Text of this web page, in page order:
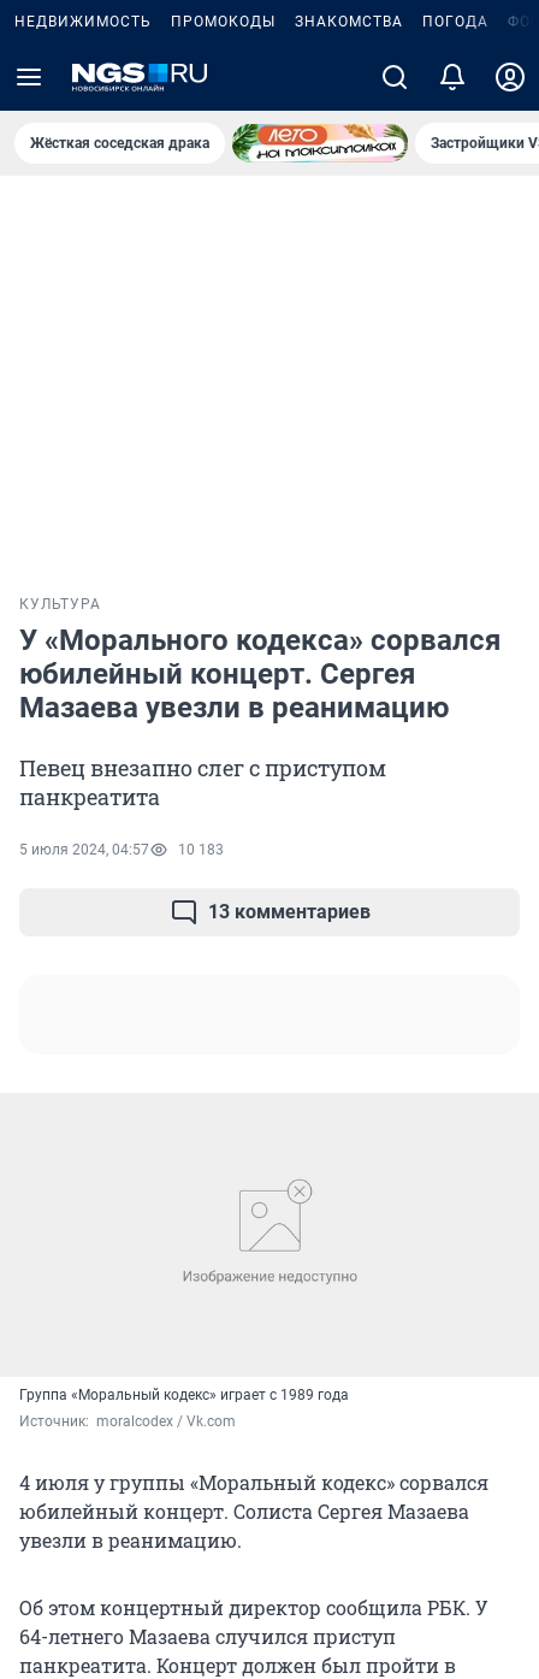
НЕДВИЖИМОСТЬ ПРОМОКОДЫ ЗНАКОМСТВА ПОГОДА
Жёсткая соседская драка Застройщики
КУЛЬТУРА
У «Морального кодекса» сорвался
юбилейный концерт. Сергея
Мазаева увезли в реанимацию
Певец внезапно слег с приступом
панкреатита
5 июля 2024, 04:57 10 183
13 комментариев
Группа «Моральный кодекс» играет с 1989 года
Источник: moralcodex / Vk.com
4 июля у группы «Моральный кодекс» сорвался
юбилейный концерт. Солиста Сергея Мазаева
увезли в реанимацию.
Об этом концертный директор сообщила РБК. У
64-летнего Мазаева случился приступ
панкреатита. Концерт должен был пройти в